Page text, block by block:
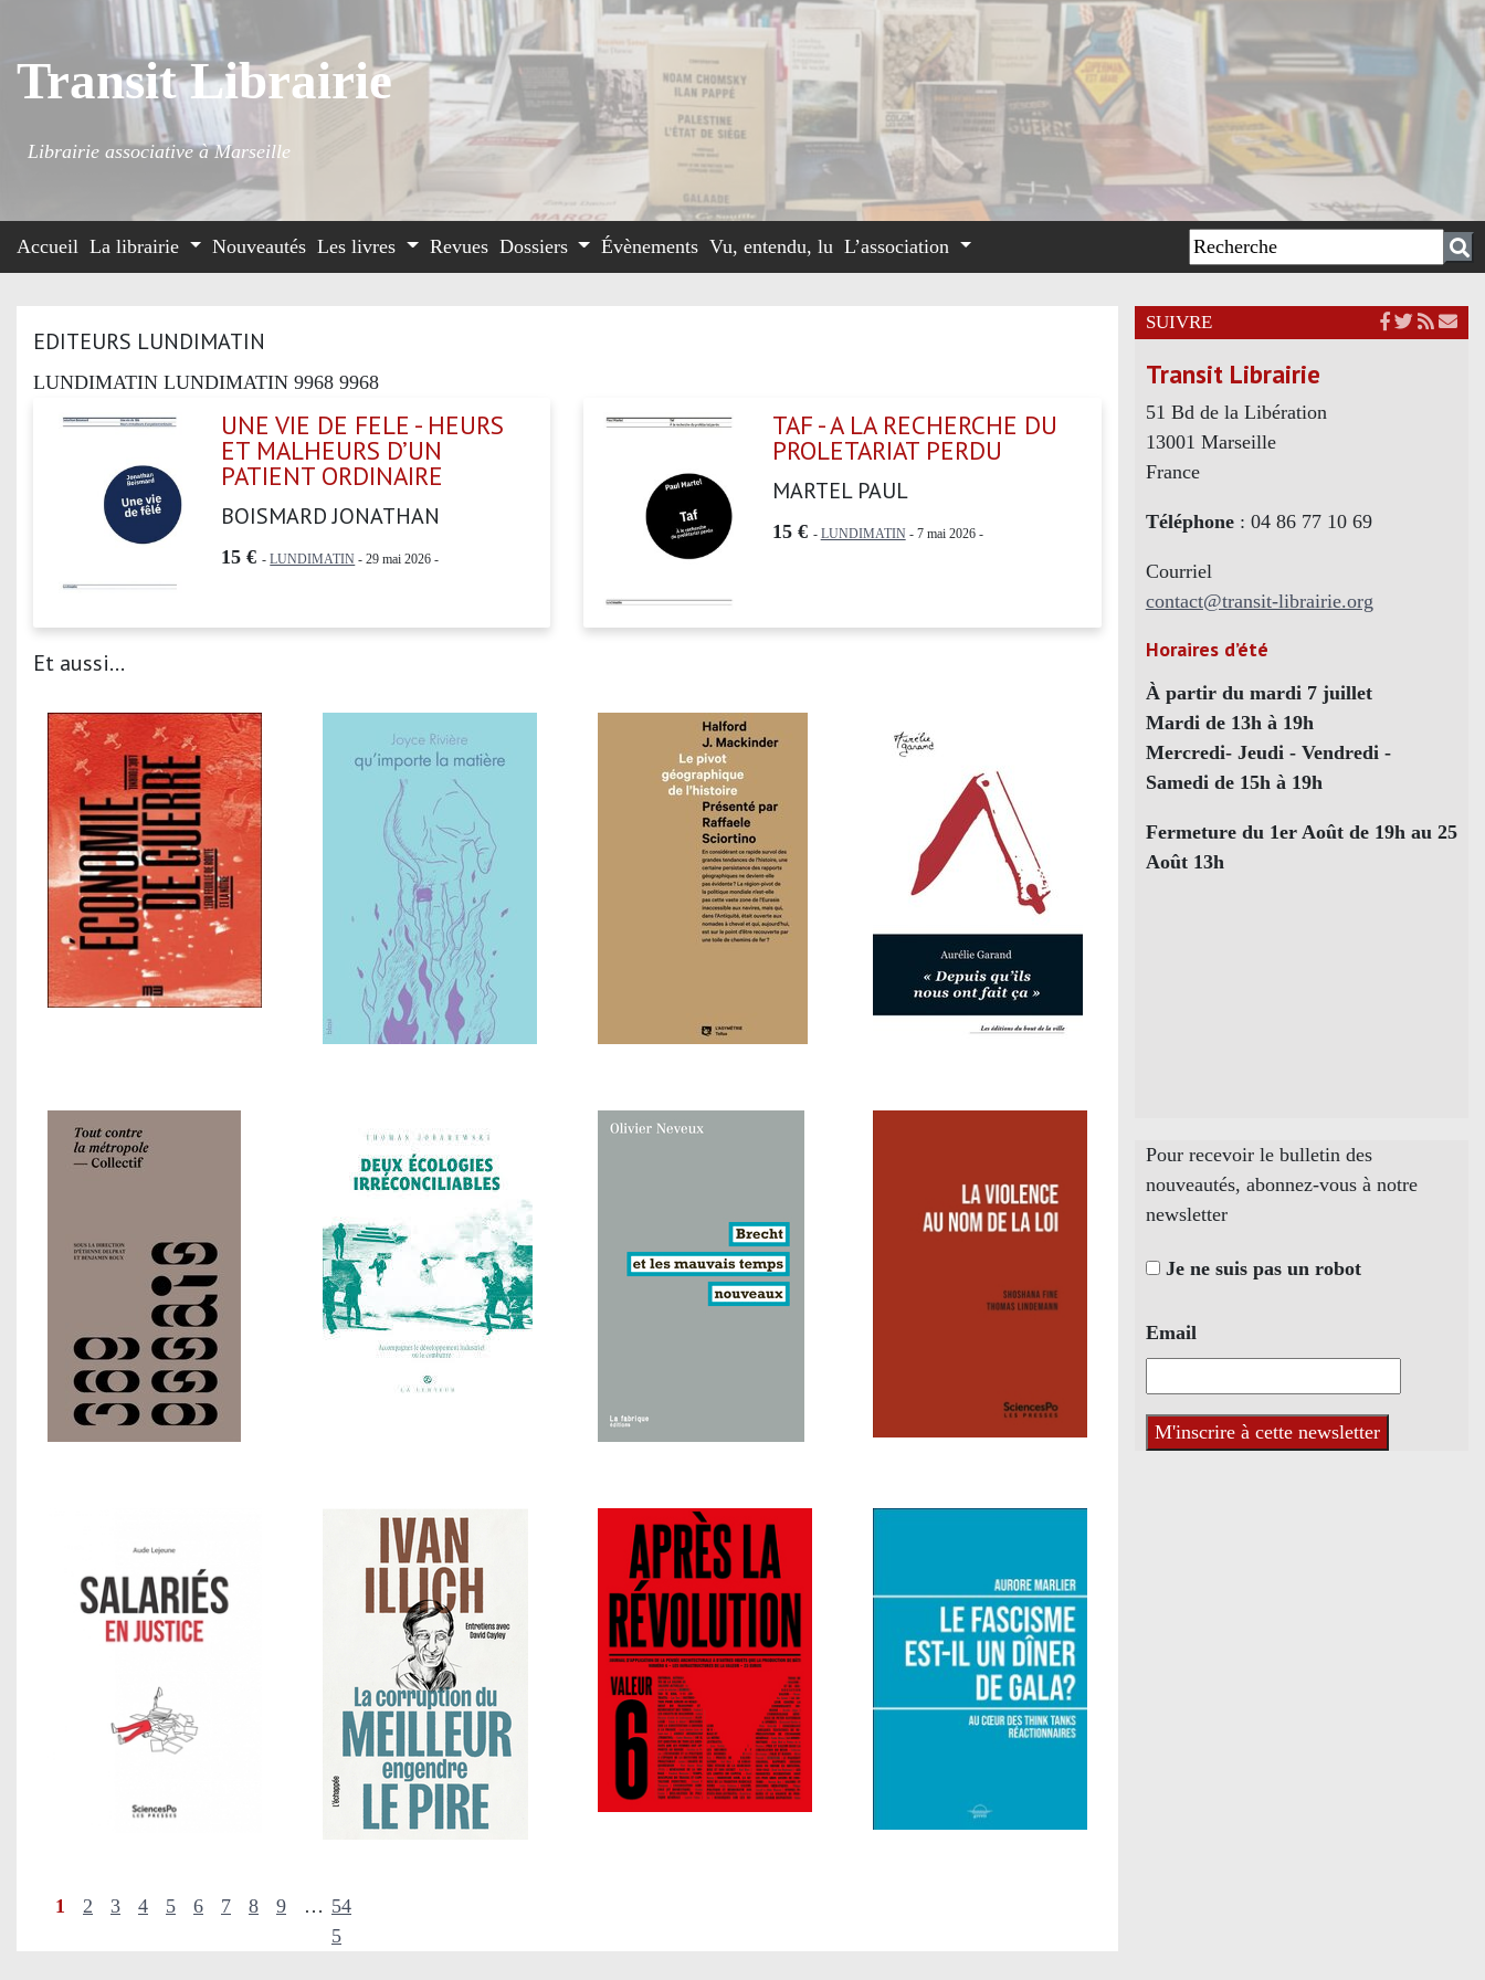
Transit Librairie
Librairie associative à Marseille
Accueil La librairie Nouveautés Les livres Revues Dossiers Évènements Vu, entendu, lu L’association
EDITEURS LUNDIMATIN
LUNDIMATIN LUNDIMATIN 9968 9968
UNE VIE DE FELE - HEURS
ET MALHEURS D’UN
PATIENT ORDINAIRE
BOISMARD JONATHAN
15 € -LUNDIMATIN - 29 mai 2026 -
TAF - A LA RECHERCHE DU
PROLETARIAT PERDU
MARTEL PAUL
15 € - LUNDIMATIN- 7 mai 2026 -
Et aussi...
1 2 3 4 5 6 7 8 9 … 54
5
SUIVRE
Transit Librairie
51 Bd de la Libération
13001 Marseille
France
Téléphone: 04 86 77 10 69
Courriel
contact@transit-librairie.org
Horaires d’été
À partir du mardi 7 juillet
Mardi de 13h à 19h
Mercredi- Jeudi - Vendredi -
Samedi de 15h à 19h
Fermeture du 1er Août de 19h au 25
Août 13h
Pour recevoir le bulletin des
nouveautés, abonnez-vous à notre
newsletter
Je ne suis pas un robot
Email